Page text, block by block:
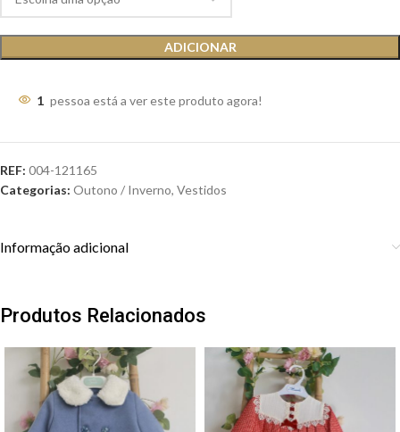
ADICIONAR
1 pessoa está a ver este produto agora!
REF: 004-121165
Categorias: Outono / Inverno, Vestidos
Informação adicional
Produtos Relacionados